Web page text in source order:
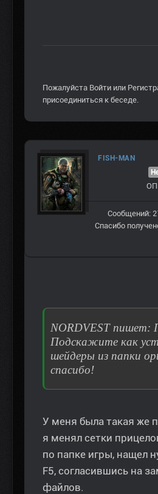
Пожалуйста Войти или
присоединиться к беседе.
FISH-MAN
Сообщений:
Спасибо
NORDVEST пишет:
Подскажите как
шейдеры из папки
спасибо!
У меня была такая же
я менял сетки
по папке игры, нащел
F5, согласившись на
файлов.